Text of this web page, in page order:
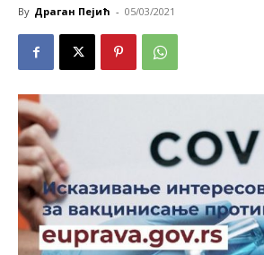
By Драган Пејић - 05/03/2021